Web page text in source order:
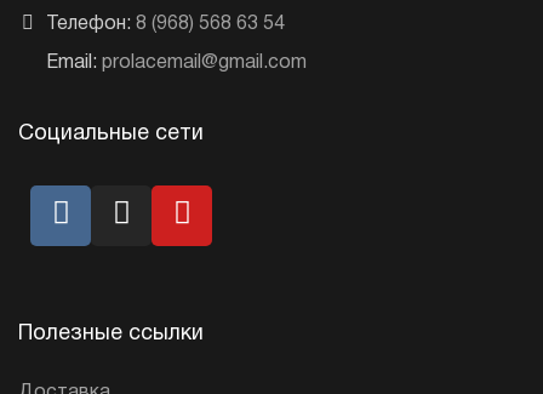
Телефон: 8 (968) 568 63 54
Email: prolacemail@gmail.com
Социальные сети
Полезные ссылки